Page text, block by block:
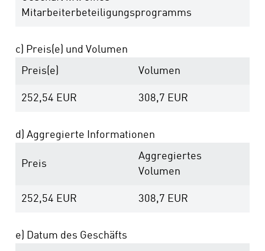
Mitarbeiterbeteiligungsprogramms
c) Preis(e) und Volumen
Preis(e)
Volumen
252,54 EUR 308,7 EUR
d) Aggregierte Informationen
Preis
Aggregiertes
Volumen
252,54 EUR 308,7 EUR
e) Datum des Geschäfts